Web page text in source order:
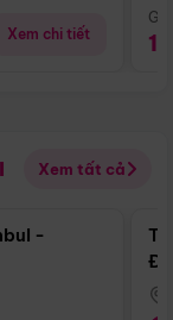
Xem chi tiết
Xem tất cả
nổi bật
-